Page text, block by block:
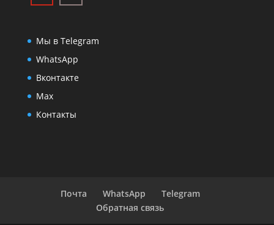
Мы в Telegram
WhatsApp
Вконтакте
Max
Контакты
Почта WhatsApp
Telegram
Обратная связь